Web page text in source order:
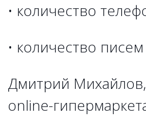
• количество
• количество
Дмитрий
online-